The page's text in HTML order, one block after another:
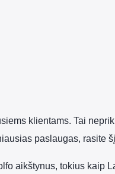
klientams. Tai
paslaugas, rasite
aikštynus, tokius kaip